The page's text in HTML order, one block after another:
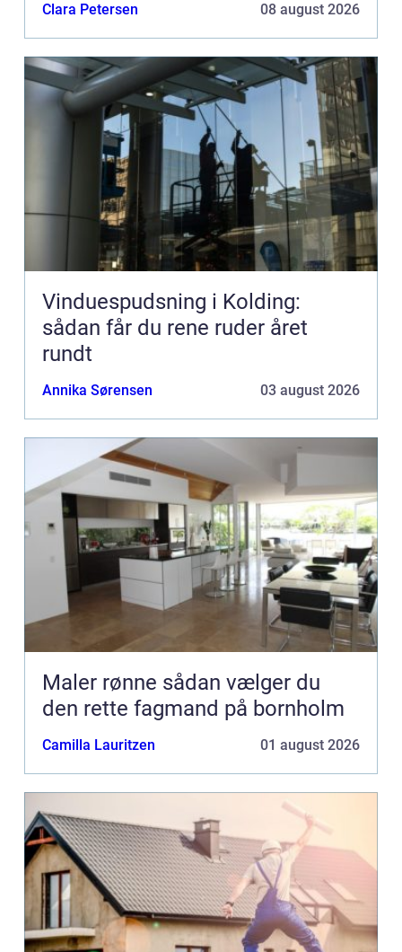
Clara Petersen 08 august 2026
Vinduespudsning i Kolding:
sådan får du rene ruder året
rundt
Annika Sørensen 03 august 2026
Maler rønne sådan vælger du
den rette fagmand på bornholm
Camilla Lauritzen 01 august 2026